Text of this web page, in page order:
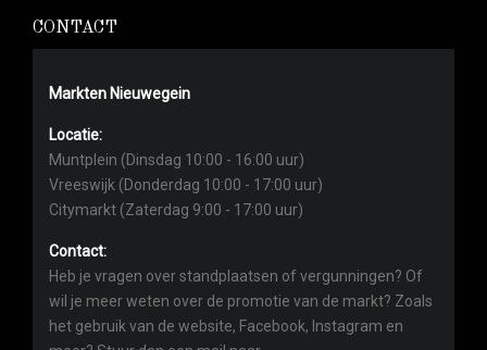
CONTACT
Markten Nieuwegein
Locatie:
Muntplein (Dinsdag 10:00 - 16:00 uur)
Vreeswijk (Donderdag 10:00 - 17:00 uur)
Citymarkt (Zaterdag 9:00 - 17:00 uur)
Contact:
Heb je vragen over standplaatsen of vergunningen? Of
wil je meer weten over de promotie van de markt? Zoals
het gebruik van de website, Facebook, Instagram en